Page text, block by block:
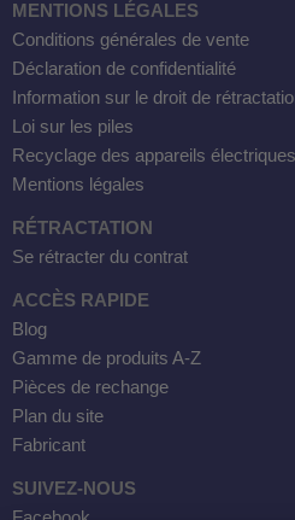
MENTIONS LÉGALES
Conditions générales de vente
Déclaration de confidentialité
Information sur le droit de
Loi sur les piles
Recyclage des appareils électriques
Mentions légales
RÉTRACTATION
Se rétracter du contrat
ACCÈS RAPIDE
Blog
Gamme de produits A-Z
Pièces de rechange
Plan du site
Fabricant
SUIVEZ-NOUS